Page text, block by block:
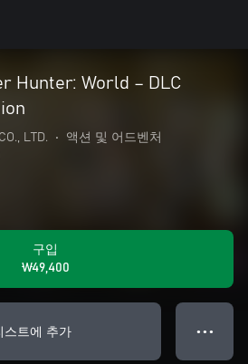
Hunter: World – DLC
LTD. • 액션 및 어드벤처
구입
₩49,400
스트에 추가 ● ● ●